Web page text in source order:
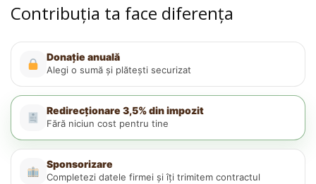
Contribuția ta face diferența
Donație anuală
Alegi o sumă și plătești securizat
Redirecționare 3,5% din impozit
Fără niciun cost pentru tine
Sponsorizare
Completezi datele firmei și îți trimitem contractul